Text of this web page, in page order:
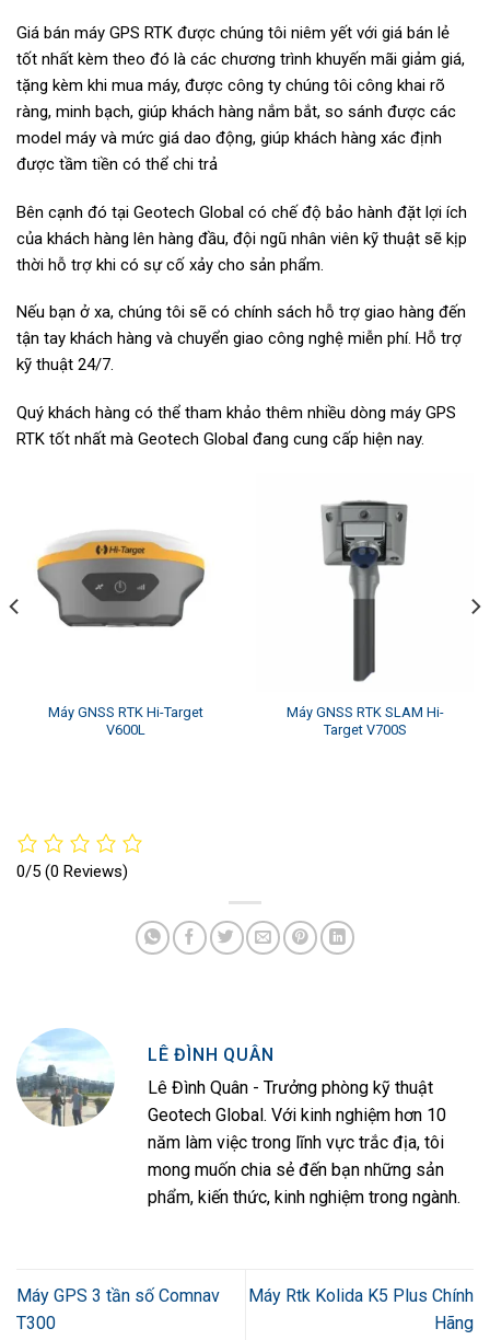
Giá bán máy GPS RTK được chúng tôi niêm yết với giá bán lẻ
tốt nhất kèm theo đó là các chương trình khuyến mãi giảm giá,
tặng kèm khi mua máy, được công ty chúng tôi công khai rõ
ràng, minh bạch, giúp khách hàng nắm bắt, so sánh được các
model máy và mức giá dao động, giúp khách hàng xác định
được tầm tiền có thể chi trả
Bên cạnh đó tại Geotech Global có chế độ bảo hành đặt lợi ích
của khách hàng lên hàng đầu, đội ngũ nhân viên kỹ thuật sẽ kịp
thời hỗ trợ khi có sự cố xảy cho sản phẩm.
Nếu bạn ở xa, chúng tôi sẽ có chính sách hỗ trợ giao hàng đến
tận tay khách hàng và chuyển giao công nghệ miễn phí. Hỗ trợ
kỹ thuật 24/7.
Quý khách hàng có thể tham khảo thêm nhiều dòng máy GPS
RTK tốt nhất mà Geotech Global đang cung cấp hiện nay.
Máy GNSS RTK Hi-Target
V600L
Máy GNSS RTK SLAM Hi-
Target V700S
0/5 (0 Reviews)
LÊ ĐÌNH QUÂN
Lê Đình Quân - Trưởng phòng kỹ thuật
Geotech Global. Với kinh nghiệm hơn 10
năm làm việc trong lĩnh vực trắc địa, tôi
mong muốn chia sẻ đến bạn những sản
phẩm, kiến thức, kinh nghiệm trong ngành.
Máy GPS 3 tần số Comnav
T300
Máy Rtk Kolida K5 Plus Chính
Hãng